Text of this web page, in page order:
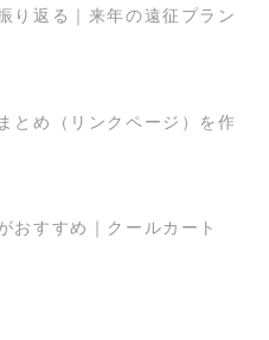
り返る｜来年の遠征プラン
とめ（リンクページ）を作
おすすめ｜クールカート